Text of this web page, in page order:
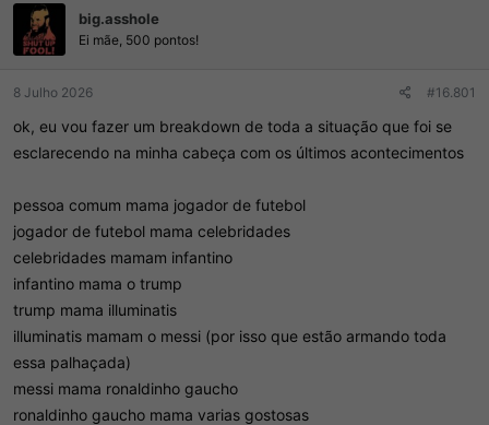
i
a
d
r
o
t
i
c
e
I
i
o
big.asshole
Ei mãe, 500 pontos!
8 Julho 2026 #16.801
ok, eu vou fazer um breakdown de toda a situação que foi se
esclarecendo na minha cabeça com os últimos acontecimentos
pessoa comum mama jogador de futebol
jogador de futebol mama celebridades
celebridades mamam infantino
infantino mama o trump
trump mama illuminatis
illuminatis mamam o messi (por isso que estão armando toda
essa palhaçada)
messi mama ronaldinho gaucho
ronaldinho gaucho mama varias gostosas